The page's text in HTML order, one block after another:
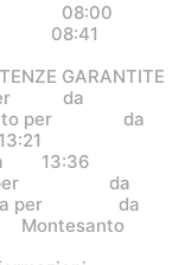
08:00
08:41
GARANTITE
per da
per da
13:36
per da
per da